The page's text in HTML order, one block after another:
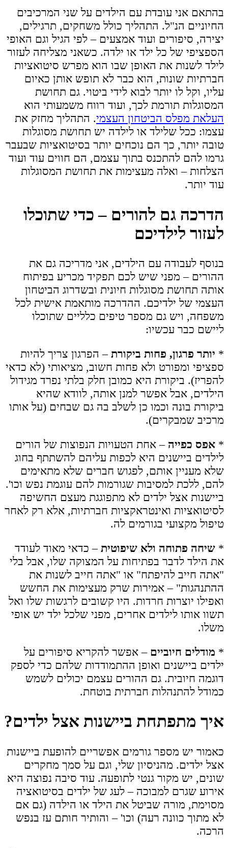
בהתאם אני עובדת עם הילדים על שני המרכיבים
החיוניים הנ"ל. התהליך כולל משחקים, תרגילים,
יצירה, סיפורים ועוד אמצעים – לפי הגיל וגם האופי
הספציפי של כל ילד או ילדה. כשאני מצליחה לעזור
לילד לשנות את האופן שבו הוא מפרש סיטואציות
חברתיות שונות, הוא כבר לא תופש אותן כאיום
עליו, וקל לו יותר לבוא לידי ביטוי. גם תחושת
המסוגלות תורמת לכך, ועוד רווח משמעותי הוא
העלאת מפלס הביטחון העצמי. התהליך מחזק את
עצמו: ככל שלילד או לילדה יש תחושת מסוגלות
טובה יותר, כך הם נוכחים יותר בסיטואציות שבעבר
גרמו להם להתכנס בתוך עצמם, הם חווים עוד ועוד
הצלחות – ואלה מעצימות את תחושת המסוגלות
עוד יותר.
הדרכה גם להורים – כדי שתוכלו
לעזור לילדיכם
בנוסף לעבודה עם הילדים, אני מדריכה גם את
ההורים – מפני שיש לכם תפקיד מכריע בפיתוח
אותה תחושת מסוגלות חיונית ובשדרוג הביטחון
העצמי של ילדיכם. ההדרכה מותאמת אישית לכל
משפחה, ויש גם מספר טיפים כלליים שתוכלו
ליישם כבר עכשיו:
* יותר פרגון, פחות ביקורת – הפרגון צריך להיות
ספציפי ומפורט ולא פחות חשוב, מציאותי (לא כדאי
להפריז). ביקורת היא כמובן חלק בלתי נפרד מגידול
הילדים, אבל אפשר למנן אותה, לוודא שהיא
ביקורת בונה וכמו כן לשלב בה גם שבחים (על אותו
מרכיב שמבקרים).
* אפס כפייה – אחת הטעויות הנפוצות של הורים
לילדים ביישנים היא לכפות עליהם להשתתף בחוג
שלא מעניין אותם, לפגוש חברים שלא מתאימים
להם, ללכת למסיבות שגורמות להם עוגמת נפש וכו'.
ביישנות אצל ילדים לא מתפוגגת מעצם החשיפה
לסיטואציות ואינטראקציות חברתיות, אלא רק לאחר
טיפול מקצועי בגורמים לה.
* שיחה פתוחה ולא שיפוטית – כדאי מאוד לעודד
את הילד לדבר בפתיחות על המצוקה שלו, אבל בלי
"אתה חייב להיפתח" או "אתה חייב לשנות את
ההתנהגות" – אמירות שרק מעצימות את החשש
ואפילו יוצרות חרדות. היו קשובים לרגשות שלו ואל
תשוו אותו לילדים אחרים, מפני שלכל ילד יש אופי
משלו.
* מודלים חיוביים – אפשר להקריא סיפורים על
ילדים ביישנים ואופן ההתמודדות שלהם כדי לספק
דוגמה חיובית. גם ההורים עצמם יכולים לשמש
כמודל להתנהלות חברתית בוטחת.
איך מתפתחת ביישנות אצל ילדים?
כאמור יש מספר גורמים אפשריים להופעת ביישנות
אצל ילדים. מהניסיון שלי, וגם על סמך מחקרים
שונים, יש מקור גנטי לתופעה. עוד סיבה נפוצה היא
אירוע שגרם למבוכה – לעג של ילדים בסיטואציה
מסוימת, מורה שביטל את הילד או הילדה (גם אם
לא מתוך כוונה רעה) וכו' – והותיר חותם עז בנפש
הרכה.